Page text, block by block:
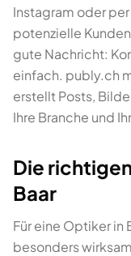
Instagram oder
potenzielle
gute Nachricht:
einfach. publy.ch
erstellt Posts,
Ihre Branche und
Die
Baar
Für eine Optiker in
besonders